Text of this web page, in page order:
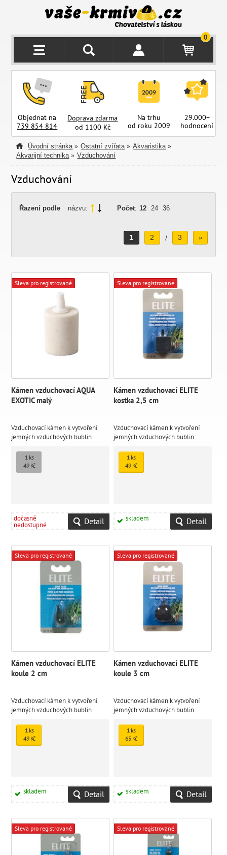
0
Objednat na
739 854 814
Doprava zdarma
od 1100 Kč
Na trhu
od roku 2009
29.000+
hodnocení
Úvodní stránka » Ostatní zvířata » Akvaristika »
Akvarijní technika » Vzduchování
Vzduchování
Řazení podle názvu: Počet: 12 24 36
1 2 / 3 »
Sleva pro registrované
Kámen vzduchovací AQUA
EXOTIC malý
Vzduchovací kámen k vytvoření
jemných vzduchových bublin
1 ks
49 Kč
dočasně
nedostupné Detail
Sleva pro registrované
Kámen vzduchovací ELITE
kostka 2,5 cm
Vzduchovací kámen k vytvoření
jemných vzduchových bublin
1 ks
49 Kč
skladem Detail
Sleva pro registrované
Kámen vzduchovací ELITE
koule 2 cm
Vzduchovací kámen k vytvoření
jemných vzduchových bublin
1 ks
49 Kč
skladem Detail
Sleva pro registrované
Kámen vzduchovací ELITE
koule 3 cm
Vzduchovací kámen k vytvoření
jemných vzduchových bublin
1 ks
65 Kč
skladem Detail
Sleva pro registrované Sleva pro registrované